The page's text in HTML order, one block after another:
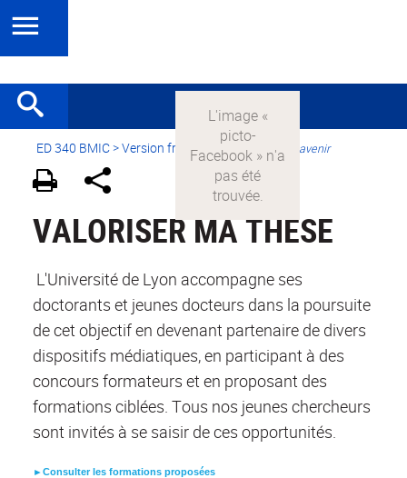
ED 340 BMIC>Version française > Préparer son avenir
VALORISER MA THESE
L'Université de Lyon accompagne ses
doctorants et jeunes docteurs dans la poursuite
de cet objectif en devenant partenaire de divers
dispositifs médiatiques, en participant à des
concours formateurs et en proposant des
formations ciblées. Tous nos jeunes chercheurs
sont invités à se saisir de ces opportunités.
►Consulter les formations proposées